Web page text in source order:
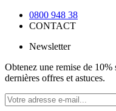
0800 948 38
CONTACT
Newsletter
Obtenez une remise de
dernières offres et astuces.